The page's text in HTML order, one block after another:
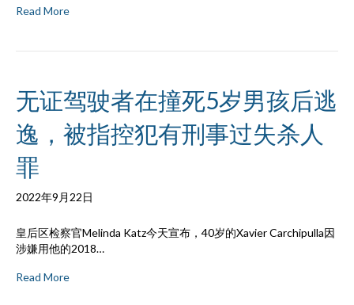
Read More
无证驾驶者在撞死5岁男孩后逃
逸，被指控犯有刑事过失杀人
罪
2022年9月22日
皇后区检察官Melinda Katz今天宣布，40岁的Xavier Carchipulla因
涉嫌用他的2018…
Read More